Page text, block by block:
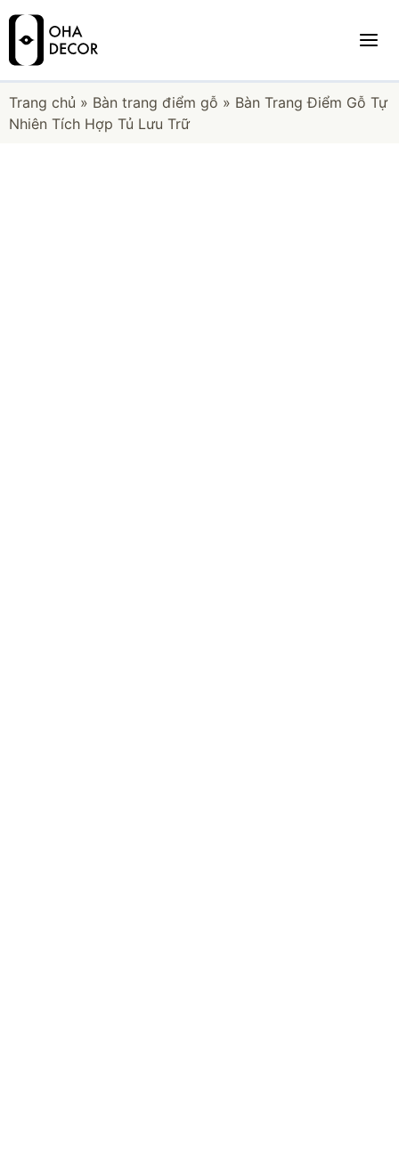
Trang chủ » Bàn trang điểm gỗ » Bàn Trang Điểm Gỗ Tự
Nhiên Tích Hợp Tủ Lưu Trữ